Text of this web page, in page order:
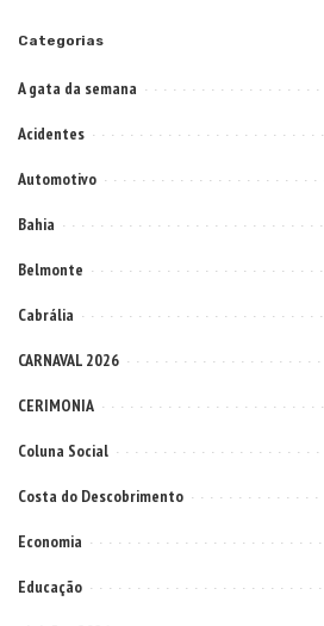
Acidentes
Automotivo
Bahia
Belmonte
Cabrália
CARNAVAL 2026
CERIMONIA
Coluna Social
Costa do Descobrimento
Economia
Educação
eleições 2026
Eman Supermercado